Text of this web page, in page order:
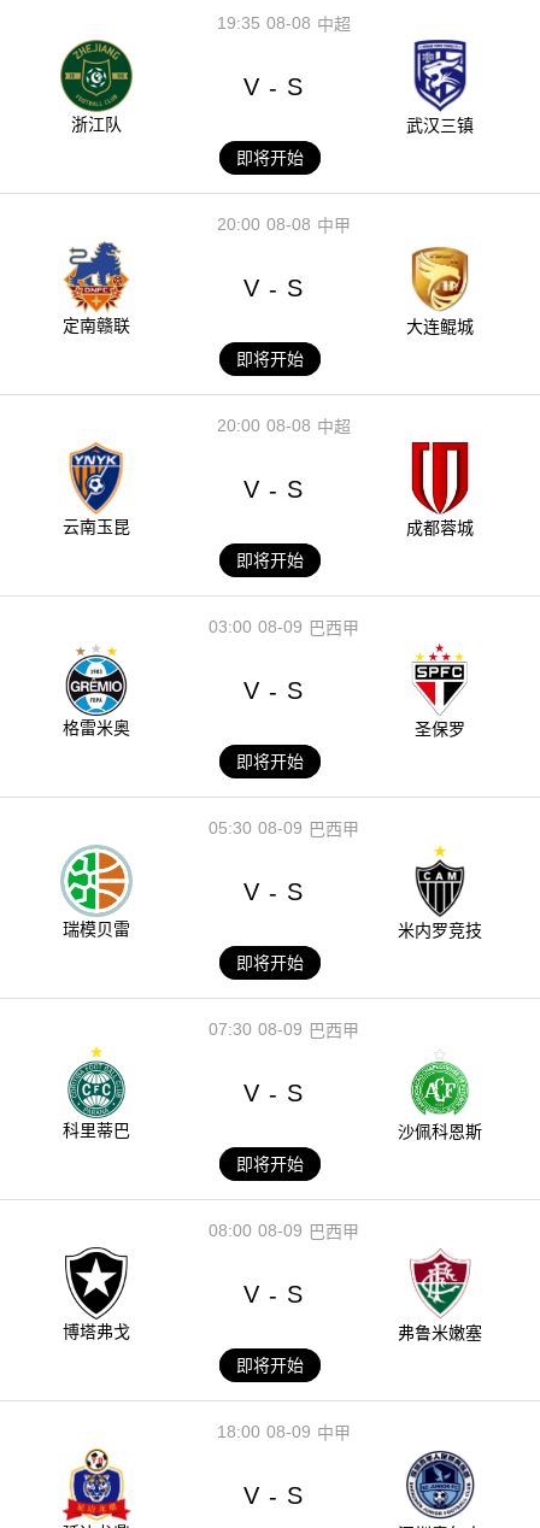
08-08
19:35 中超
浙江队
V - S
武汉三镇
即将开始
08-08
20:00 中甲
定南赣联
V - S
大连鲲城
即将开始
08-08
20:00 中超
云南玉昆
V - S
成都蓉城
即将开始
08-09
03:00 巴西甲
格雷米奥
V - S
圣保罗
即将开始
08-09
05:30 巴西甲
瑞模贝雷
V - S
米内罗竞技
即将开始
08-09
07:30 巴西甲
科里蒂巴
V - S
沙佩科恩斯
即将开始
08-09
08:00 巴西甲
博塔弗戈
V - S
弗鲁米嫩塞
即将开始
08-09
18:00 中甲
V - S